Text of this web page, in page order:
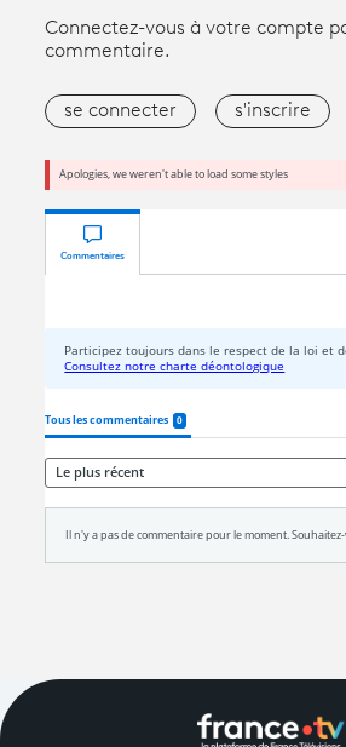
Connectez-vous à votre compte
commentaire.
se connecter s'inscrire